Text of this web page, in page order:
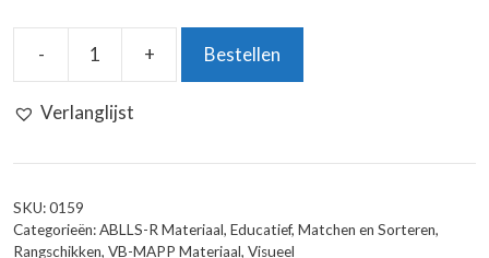
-
Sorteren
+ Bestellen
Verlanglijst
SKU:0159
Categorieën:ABLLS-R Materiaal, Educatief, Matchen en Sorteren,
Rangschikken, VB-MAPP Materiaal, Visueel